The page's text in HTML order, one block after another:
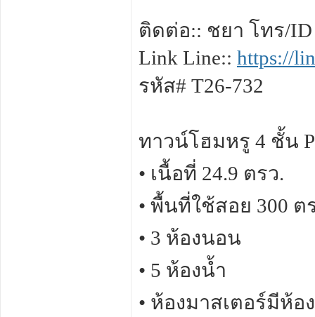
ติดต่อ:: ชยา โทร/ID
Link Line:: https://
รหัส# T26-732
ทาวน์โฮมหรู 4 ชั้น
• เนื้อที่ 24.9 ตรว.
• พื้นที่ใช้สอย 300 ต
• 3 ห้องนอน
• 5 ห้องน้ำ
• ห้องมาสเตอร์มีห้อ